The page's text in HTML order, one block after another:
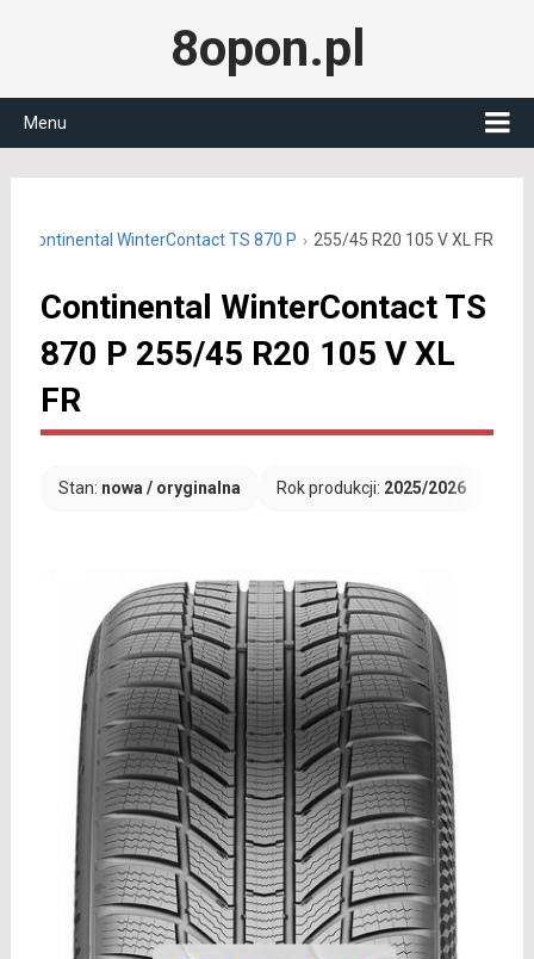
8opon.pl
Menu
Continental WinterContact TS 870 P 255/45 R20 105 V XL FR
Continental WinterContact TS
870 P 255/45 R20 105 V XL
FR
Stan: nowa / oryginalna Rok produkcji: 2025/2026